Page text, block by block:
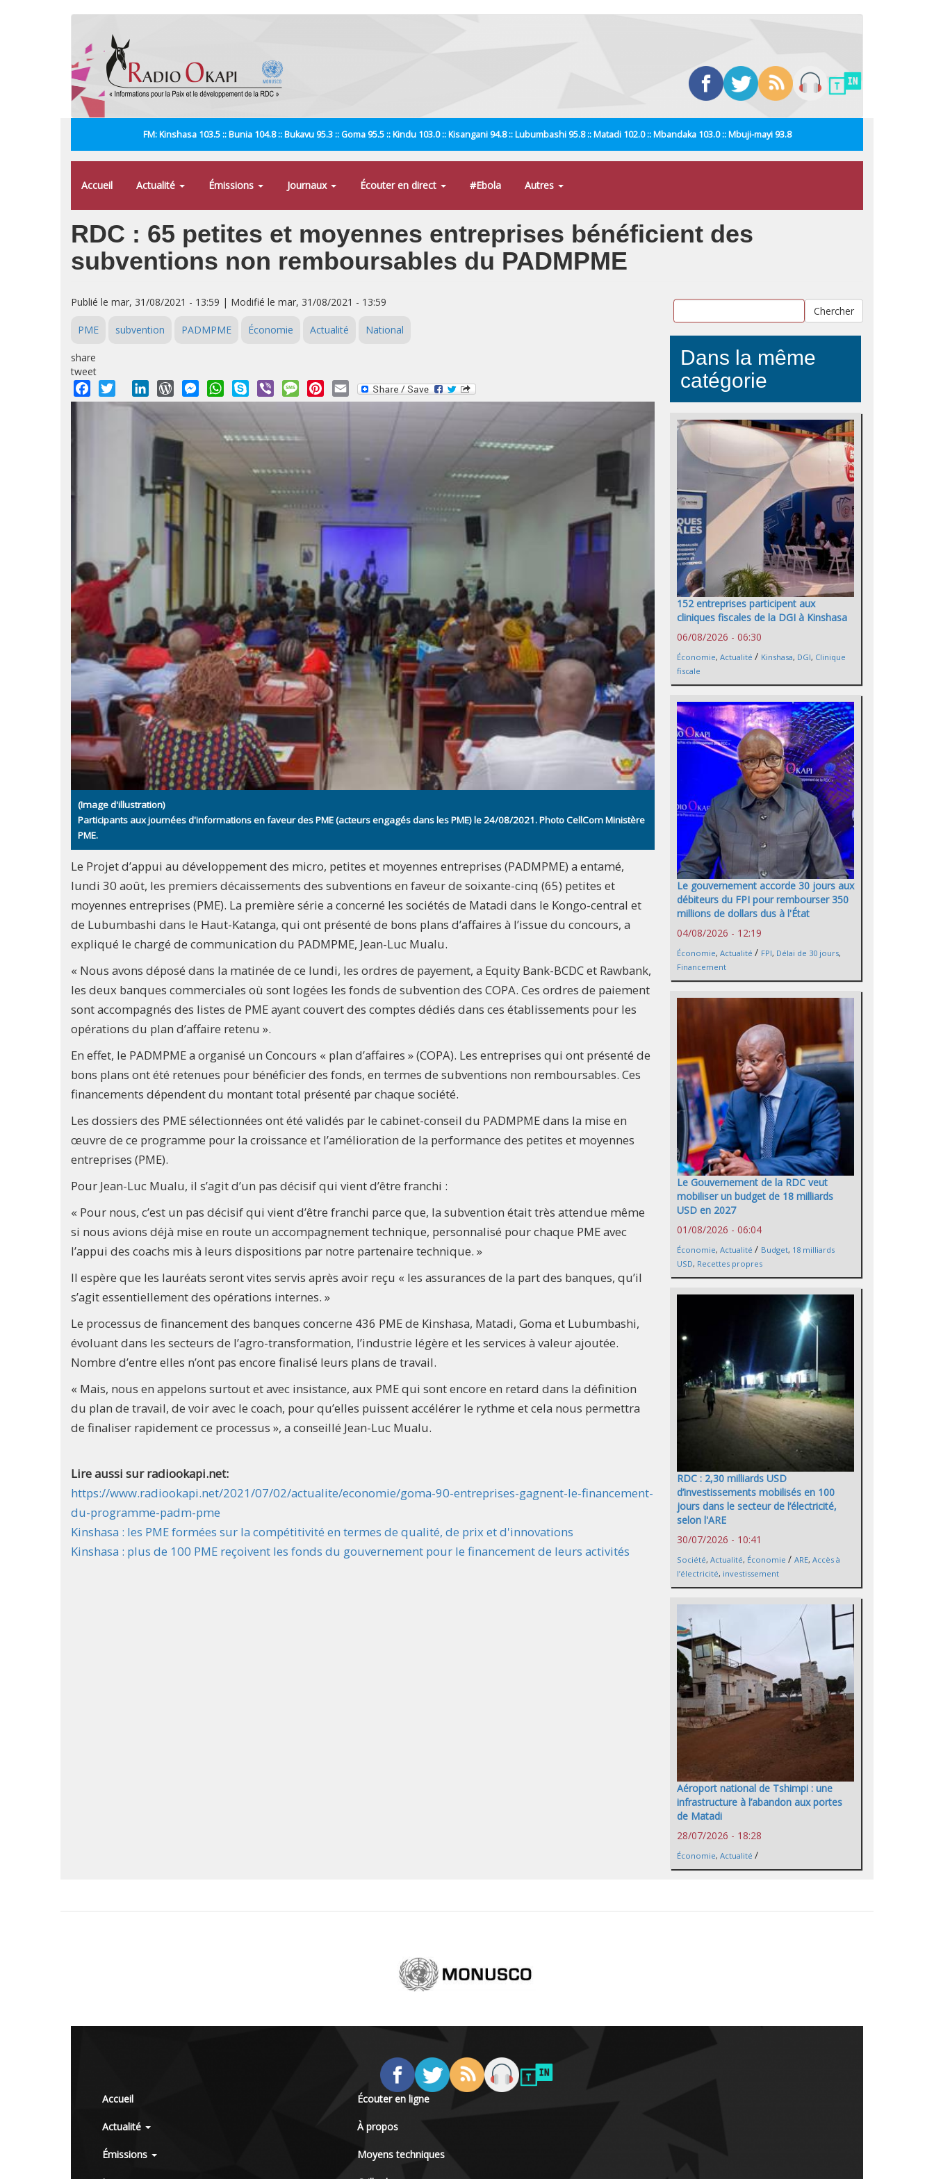
FM: Kinshasa 103.5 :: Bunia 104.8 :: Bukavu 95.3 :: Goma 95.5 :: Kindu 103.0 :: Kisangani 94.8 :: Lubumbashi 95.8 :: Matadi 102.0 :: Mbandaka 103.0 :: Mbuji-mayi 93.8
Accueil Actualité Émissions Journaux Écouter en direct #Ebola Autres
RDC : 65 petites et moyennes entreprises bénéficient des
subventions non remboursables du PADMPME
Publié le mar, 31/08/2021 - 13:59 | Modifié le mar, 31/08/2021 - 13:59
PME subvention PADMPME Économie Actualité National
share
tweet
Facebook
Twitter LinkedInWordPressMessengerWhatsApp
Skype Viber MessagePinterest
Email
(Image d'illustration)
Participants aux journées d'informations en faveur des PME (acteurs engagés dans les PME) le 24/08/2021. Photo CellCom Ministère
PME.
Le Projet d’appui au développement des micro, petites et moyennes entreprises (PADMPME) a entamé,
lundi 30 août, les premiers décaissements des subventions en faveur de soixante-cinq (65) petites et
moyennes entreprises (PME). La première série a concerné les sociétés de Matadi dans le Kongo-central et
de Lubumbashi dans le Haut-Katanga, qui ont présenté de bons plans d’affaires à l’issue du concours, a
expliqué le chargé de communication du PADMPME, Jean-Luc Mualu.
« Nous avons déposé dans la matinée de ce lundi, les ordres de payement, a Equity Bank-BCDC et Rawbank,
les deux banques commerciales où sont logées les fonds de subvention des COPA. Ces ordres de paiement
sont accompagnés des listes de PME ayant couvert des comptes dédiés dans ces établissements pour les
opérations du plan d’affaire retenu ».
En effet, le PADMPME a organisé un Concours « plan d’affaires » (COPA). Les entreprises qui ont présenté de
bons plans ont été retenues pour bénéficier des fonds, en termes de subventions non remboursables. Ces
financements dépendent du montant total présenté par chaque société.
Les dossiers des PME sélectionnées ont été validés par le cabinet-conseil du PADMPME dans la mise en
œuvre de ce programme pour la croissance et l’amélioration de la performance des petites et moyennes
entreprises (PME).
Pour Jean-Luc Mualu, il s’agit d’un pas décisif qui vient d’être franchi :
« Pour nous, c’est un pas décisif qui vient d’être franchi parce que, la subvention était très attendue même
si nous avions déjà mise en route un accompagnement technique, personnalisé pour chaque PME avec
l’appui des coachs mis à leurs dispositions par notre partenaire technique. »
Il espère que les lauréats seront vites servis après avoir reçu « les assurances de la part des banques, qu’il
s’agit essentiellement des opérations internes. »
Le processus de financement des banques concerne 436 PME de Kinshasa, Matadi, Goma et Lubumbashi,
évoluant dans les secteurs de l’agro-transformation, l’industrie légère et les services à valeur ajoutée.
Nombre d’entre elles n’ont pas encore finalisé leurs plans de travail.
« Mais, nous en appelons surtout et avec insistance, aux PME qui sont encore en retard dans la définition
du plan de travail, de voir avec le coach, pour qu’elles puissent accélérer le rythme et cela nous permettra
de finaliser rapidement ce processus », a conseillé Jean-Luc Mualu.
Lire aussi sur radiookapi.net:
https://www.radiookapi.net/2021/07/02/actualite/economie/goma-90-entreprises-gagnent-le-financement-
du-programme-padm-pme
Kinshasa : les PME formées sur la compétitivité en termes de qualité, de prix et d'innovations
Kinshasa : plus de 100 PME reçoivent les fonds du gouvernement pour le financement de leurs activités
Chercher
Dans la même
catégorie
152 entreprises participent aux
cliniques fiscales de la DGI à Kinshasa
06/08/2026 - 06:30
Économie, Actualité / Kinshasa, DGI, Clinique
fiscale
Le gouvernement accorde 30 jours aux
débiteurs du FPI pour rembourser 350
millions de dollars dus à l'État
04/08/2026 - 12:19
Économie, Actualité / FPI, Délai de 30 jours,
Financement
Le Gouvernement de la RDC veut
mobiliser un budget de 18 milliards
USD en 2027
01/08/2026 - 06:04
Économie, Actualité / Budget, 18 milliards
USD, Recettes propres
RDC : 2,30 milliards USD
d’investissements mobilisés en 100
jours dans le secteur de l’électricité,
selon l'ARE
30/07/2026 - 10:41
Société, Actualité, Économie / ARE, Accès à
l’électricité, investissement
Aéroport national de Tshimpi : une
infrastructure à l’abandon aux portes
de Matadi
28/07/2026 - 18:28
Économie, Actualité /
Accueil
Actualité
Émissions
Écouter en ligne
À propos
Moyens techniques